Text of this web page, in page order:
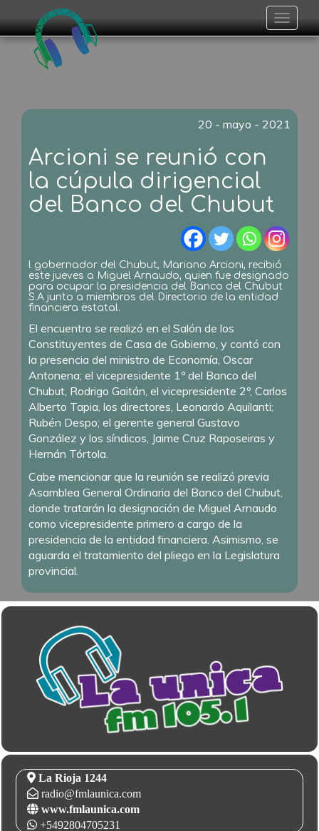
Toggle
20 - mayo - 2021
Arcioni se reunió con
la cúpula dirigencial
del Banco del Chubut
l gobernador del Chubut, Mariano Arcioni, recibió
este jueves a Miguel Arnaudo, quien fue designado
para ocupar la presidencia del Banco del Chubut
S.A junto a miembros del Directorio de la entidad
financiera estatal.
El encuentro se realizó en el Salón de los
Constituyentes de Casa de Gobierno, y contó con
la presencia del ministro de Economía, Oscar
Antonena; el vicepresidente 1º del Banco del
Chubut, Rodrigo Gaitán, el vicepresidente 2º, Carlos
Alberto Tapia, los directores, Leonardo Aquilanti;
Rubén Despo; el gerente general Gustavo
González y los síndicos, Jaime Cruz Raposeiras y
Hernán Tórtola.
Cabe mencionar que la reunión se realizó previa
Asamblea General Ordinaria del Banco del Chubut,
donde tratarán la designación de Miguel Arnaudo
como vicepresidente primero a cargo de la
presidencia de la entidad financiera. Asimismo, se
aguarda el tratamiento del pliego en la Legislatura
provincial.
La Rioja 1244
radio@fmlaunica.com
www.fmlaunica.com
+5492804705231